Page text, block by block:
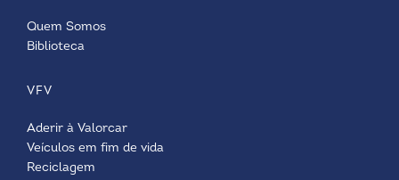
Quem Somos
Biblioteca
VFV
Aderir à Valorcar
Veículos em fim de vida
Reciclagem